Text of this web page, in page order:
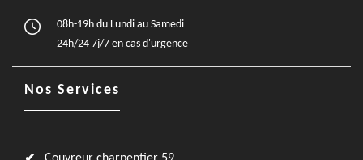
08h-19h du Lundi au Samedi
24h/24 7j/7 en cas d'urgence
Nos Services